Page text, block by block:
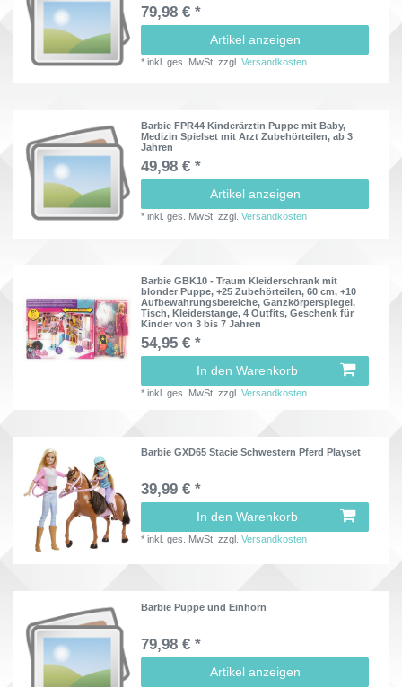
79,98 € *
Artikel anzeigen
*inkl. ges. MwSt. zzgl.Versandkosten
Barbie FPR44 Kinderärztin Puppe mit Baby,
Medizin Spielset mit Arzt Zubehörteilen, ab 3
Jahren
49,98 € *
Artikel anzeigen
*inkl. ges. MwSt. zzgl.Versandkosten
Barbie GBK10 - Traum Kleiderschrank mit
blonder Puppe, +25 Zubehörteilen, 60 cm, +10
Aufbewahrungsbereiche, Ganzkörperspiegel,
Tisch, Kleiderstange, 4 Outfits, Geschenk für
Kinder von 3 bis 7 Jahren
54,95 € *
In den Warenkorb
*inkl. ges. MwSt. zzgl.Versandkosten
Barbie GXD65 Stacie Schwestern Pferd Playset
39,99 € *
In den Warenkorb
*inkl. ges. MwSt. zzgl.Versandkosten
Barbie Puppe und Einhorn
79,98 € *
Artikel anzeigen